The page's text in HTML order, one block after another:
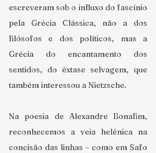
escreveram sob o influxo do fascínio
pela Grécia Clássica, não a dos
filósofos e dos políticos, mas a
Grécia do encantamento dos
sentidos, do êxtase selvagem, que
também interessou a Nietzsche.
Na poesia de Alexandre Bonafim,
reconhecemos a veia helênica na
concisão das linhas – como em Safo